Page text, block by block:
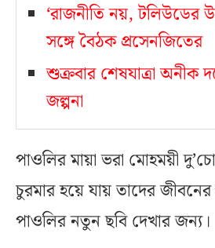
‘রাজনীতি নয়, টলিউডের
সঙ্গে বৈঠক প্রসেনজিতের
শুক্রবার শেষযাত্রা অনীক
জল্পনা
পাওলির মায়া ভরা মোহময়ী
চুরমার হয়ে যায় তাদের
পাওলির নতুন ছবি দেখার জন্য।